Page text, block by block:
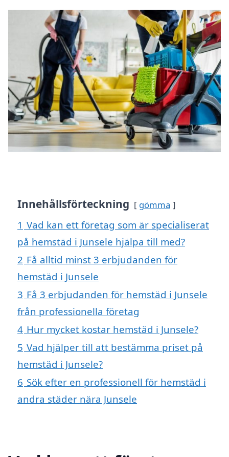
Innehållsförteckning gömma
1 Vad kan ett företag som är specialiserat
på hemstäd i Junsele hjälpa till med?
2 Få alltid minst 3 erbjudanden för
hemstäd i Junsele
3 Få 3 erbjudanden för hemstäd i Junsele
från professionella företag
4 Hur mycket kostar hemstäd i Junsele?
5 Vad hjälper till att bestämma priset på
hemstäd i Junsele?
6 Sök efter en professionell för hemstäd i
andra städer nära Junsele